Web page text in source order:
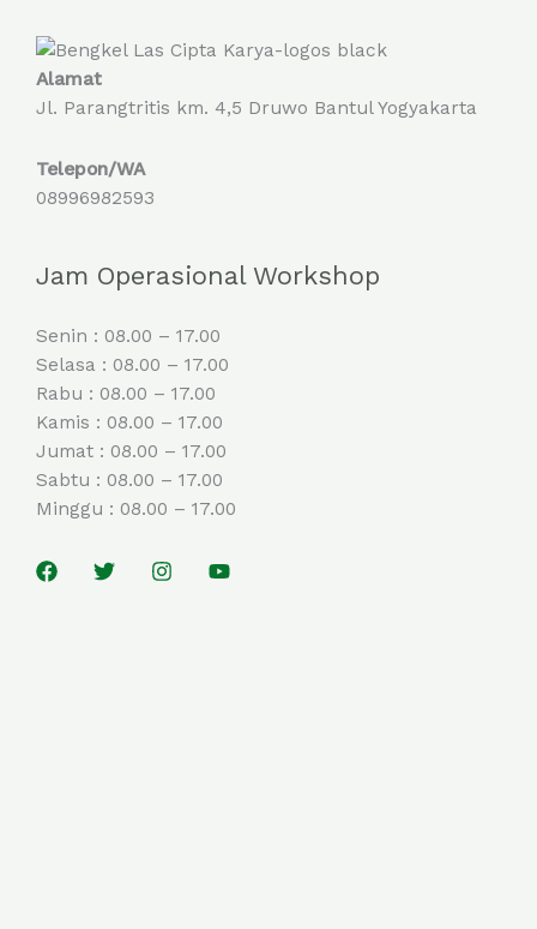
Alamat
Jl. Parangtritis km. 4,5 Druwo Bantul Yogyakarta
Telepon/WA
08996982593
Jam Operasional Workshop
Senin : 08.00 – 17.00
Selasa : 08.00 – 17.00
Rabu : 08.00 – 17.00
Kamis : 08.00 – 17.00
Jumat : 08.00 – 17.00
Sabtu : 08.00 – 17.00
Minggu : 08.00 – 17.00